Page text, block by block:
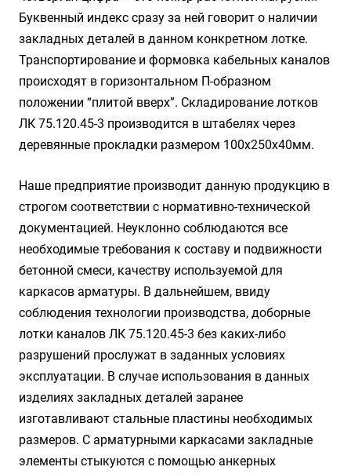
Буквенный индекс сразу за ней говорит о наличии
закладных деталей в данном конкретном лотке.
Транспортирование и формовка кабельных каналов
происходят в горизонтальном П-образном
положении “плитой вверх”. Складирование лотков
ЛК 75.120.45-3 производится в штабелях через
деревянные прокладки размером 100х250х40мм.
Наше предприятие производит данную продукцию в
строгом соответствии с нормативно-технической
документацией. Неуклонно соблюдаются все
необходимые требования к составу и подвижности
бетонной смеси, качеству используемой для
каркасов арматуры. В дальнейшем, ввиду
соблюдения технологии производства, доборные
лотки каналов ЛК 75.120.45-3 без каких-либо
разрушений прослужат в заданных условиях
эксплуатации. В случае использования в данных
изделиях закладных деталей заранее
изготавливают стальные пластины необходимых
размеров. С арматурными каркасами закладные
элементы стыкуются с помощью анкерных